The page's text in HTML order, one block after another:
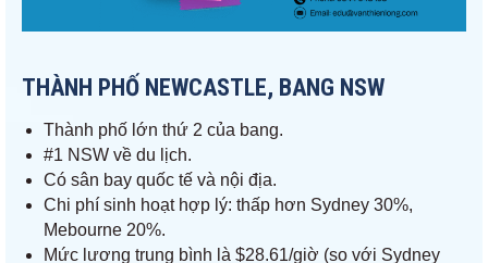
THÀNH PHỐ NEWCASTLE, BANG NSW
Thành phố lớn thứ 2 của bang.
#1 NSW về du lịch.
Có sân bay quốc tế và nội địa.
Chi phí sinh hoạt hợp lý: thấp hơn Sydney 30%,
Mebourne 20%.
Mức lương trung bình là $28.61/giờ (so với Sydney